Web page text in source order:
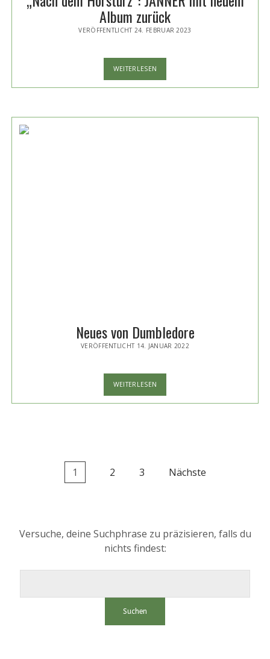
Album zurück
VERÖFFENTLICHT 24. FEBRUAR 2023
WEITERLESEN
DEM
HÖRSTURZ“:
Neues von Dumbledore
VERÖFFENTLICHT 14. JANUAR 2022
WEITERLESEN
VON
Seitennummerierung
1 2 3 Nächste
Versuche, deine Suchphrase zu präzisieren, falls du
nichts findest: